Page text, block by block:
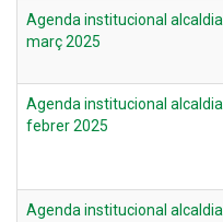
Agenda institucional alcaldia
març 2025
Agenda institucional alcaldia
febrer 2025
Agenda institucional alcaldia